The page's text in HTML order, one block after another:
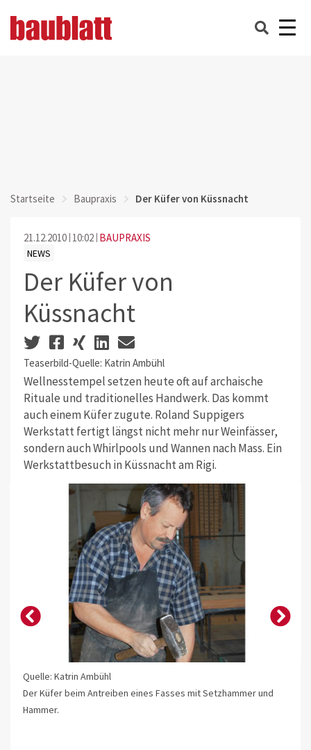
Startseite Baupraxis Der Küfer von Küssnacht
21.12.2010 10:02 BAUPRAXIS
NEWS
Der Küfer von
Küssnacht
Teaserbild-Quelle: Katrin Ambühl
Wellnesstempel setzen heute oft auf archaische
Rituale und traditionelles Handwerk. Das kommt
auch einem Küfer zugute. Roland Suppigers
Werkstatt fertigt längst nicht mehr nur Weinfässer,
sondern auch Whirlpools und Wannen nach Mass. Ein
Werkstattbesuch in Küssnacht am Rigi.
Quelle: Katrin Ambühl
Der Küfer beim Antreiben eines Fasses mit Setzhammer und
Hammer.